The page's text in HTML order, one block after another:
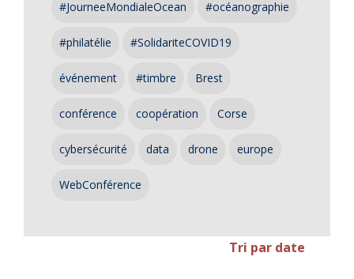
#JourneeMondialeOcean #océanographie
#philatélie #SolidariteCOVID19
événement #timbre Brest
conférence coopération Corse
cybersécurité data drone europe
WebConférence
Tri par date